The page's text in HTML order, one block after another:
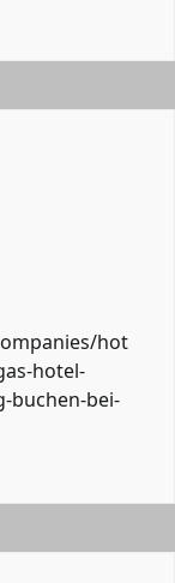
hot
hotel-
buchen-bei-